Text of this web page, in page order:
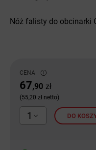
CENA
67,90 zł
(55,20 zł netto)
1 DO
Nóż falisty do obcinarki